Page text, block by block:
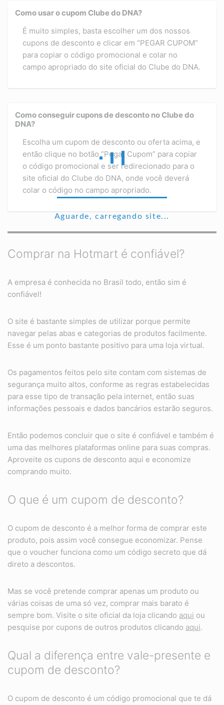
Aguarde, carregando site...
Como usar o cupom Clube do DNA?
É muito simples, basta escolher um dos nossos
cupons de desconto e clicar em “PEGAR CUPOM”
para copiar o código promocional e colar no
campo apropriado do site oficial do Clube do DNA.
Como conseguir cupons de desconto no Clube do
DNA?
Escolha um cupom de desconto ou oferta acima, e
então clique no botão “Pegar Cupom” para copiar
o código promocional e ser redirecionado para o
site oficial do Clube do DNA, onde você deverá
colar o código no campo apropriado.
Comprar na Hotmart é confiável?
A empresa é conhecida no Brasil todo, então sim é
confiável!
O site é bastante simples de utilizar porque permite
navegar pelas abas e categorias de produtos facilmente.
Esse é um ponto bastante positivo para uma loja virtual.
Os pagamentos feitos pelo site contam com sistemas de
segurança muito altos, conforme as regras estabelecidas
para esse tipo de transação pela internet, então suas
informações pessoais e dados bancários estarão seguros.
Então podemos concluir que o site é confiável e também é
uma das melhores plataformas online para suas compras.
Aproveite os cupons de desconto aqui e economize
comprando muito.
O que é um cupom de desconto?
O cupom de desconto é a melhor forma de comprar este
produto, pois assim você consegue economizar. Pense
que o voucher funciona como um código secreto que dá
direto a descontos.
Mas se você pretende comprar apenas um produto ou
várias coisas de uma só vez, comprar mais barato é
sempre bom. Visite o site oficial da loja clicando aqui ou
pesquise por cupons de outros produtos clicando aqui.
Qual a diferença entre vale-presente e
cupom de desconto?
O cupom de desconto é um código promocional que te dá